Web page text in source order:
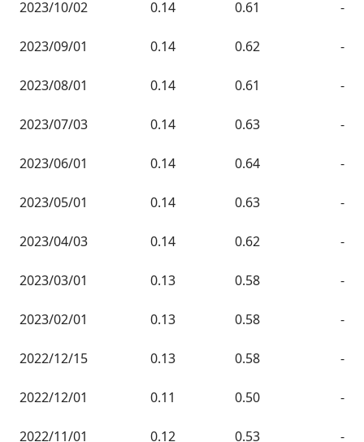
2023/10/02 0.14 0.61 -
2023/09/01 0.14 0.62 -
2023/08/01 0.14 0.61 -
2023/07/03 0.14 0.63 -
2023/06/01 0.14 0.64 -
2023/05/01 0.14 0.63 -
2023/04/03 0.14 0.62 -
2023/03/01 0.13 0.58 -
2023/02/01 0.13 0.58 -
2022/12/15 0.13 0.58 -
2022/12/01 0.11 0.50 -
2022/11/01 0.12 0.53 -